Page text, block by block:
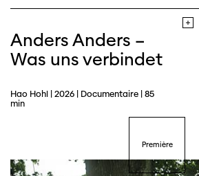
Trailer
Anders Anders –
Was uns verbindet
Hao Hohl | 2026 | Documentaire | 85
min
Première